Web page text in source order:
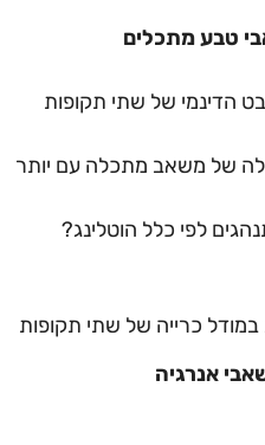
טבע מתכלים
הדינמי של שתי תקופות
של משאב מתכלה עם יותר
כרייה של שתי תקופות
אנרגיה